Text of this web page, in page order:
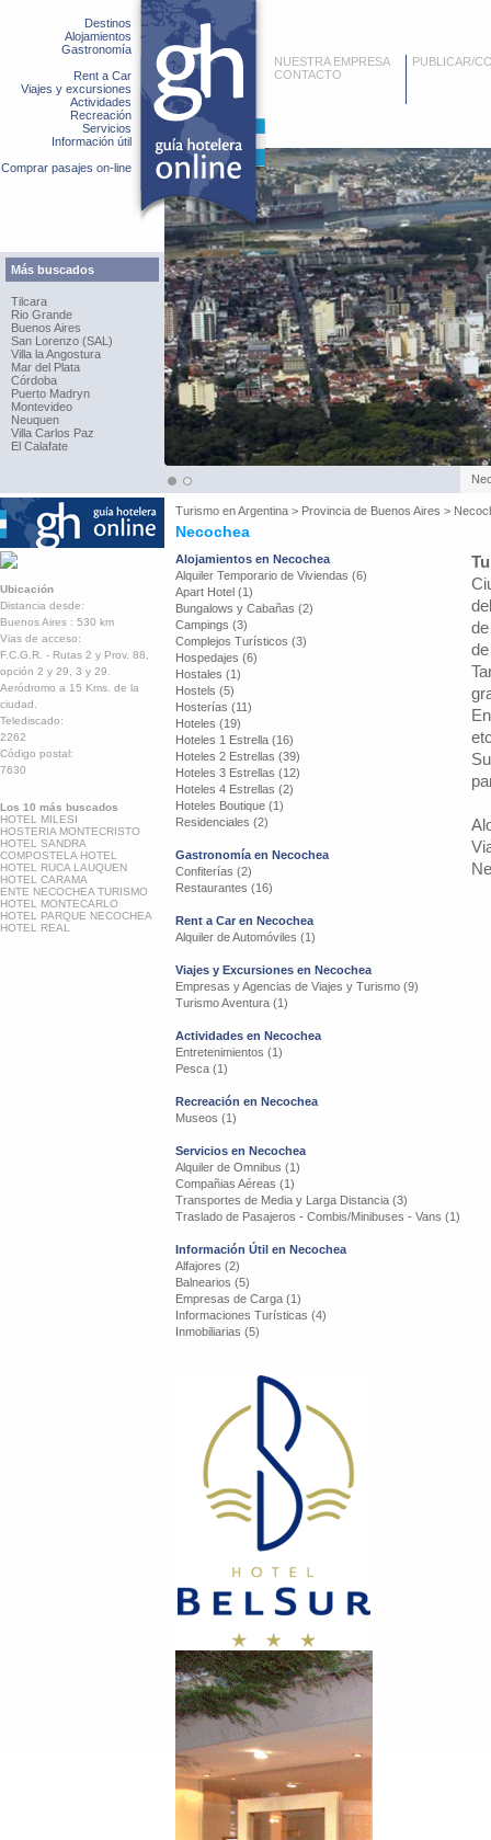
Destinos
Alojamientos
Gastronomía
Rent a Car
Viajes y excursiones
Actividades
Recreación
Servicios
Información útil
Comprar pasajes on-line
Más buscados
Tilcara
Rio Grande
Buenos Aires
San Lorenzo (SAL)
Villa la Angostura
Mar del Plata
Córdoba
Puerto Madryn
Montevideo
Neuquen
Villa Carlos Paz
El Calafate
NUESTRA EMPRESA
CONTACTO
PUBLICAR/
Turismo enArgentina > Provincia de Buenos Aires >
Necochea
Ubicación
Distancia desde:
Buenos Aires : 530 km
Vias de acceso:
F.C.G.R. - Rutas 2 y Prov. 88,
opción 2 y 29, 3 y 29.
Aeródromo a 15 Kms. de la
ciudad.
Telediscado:
2262
Código postal:
7630
Los 10 más buscados
HOTEL MILESI
HOSTERIA MONTECRISTO
HOTEL SANDRA
COMPOSTELA HOTEL
HOTEL RUCA LAUQUEN
HOTEL CARAMA
ENTE NECOCHEA TURISMO
HOTEL MONTECARLO
HOTEL PARQUE NECOCHEA
HOTEL REAL
Alojamientos en Necochea
Alquiler Temporario de Viviendas (6)
Apart Hotel (1)
Bungalows y Cabañas (2)
Campings (3)
Complejos Turísticos (3)
Hospedajes (6)
Hostales (1)
Hostels (5)
Hosterías (11)
Hoteles (19)
Hoteles 1 Estrella (16)
Hoteles 2 Estrellas (39)
Hoteles 3 Estrellas (12)
Hoteles 4 Estrellas (2)
Hoteles Boutique (1)
Residenciales (2)
Gastronomía en Necochea
Confiterías (2)
Restaurantes (16)
Rent a Car en Necochea
Alquiler de Automóviles (1)
Viajes y Excursiones en Necochea
Empresas y Agencias de Viajes y Turismo (9)
Turismo Aventura (1)
Actividades en Necochea
Entretenimientos (1)
Pesca (1)
Recreación en Necochea
Museos (1)
Servicios en Necochea
Alquiler de Omnibus (1)
Compañias Aéreas (1)
Transportes de Media y Larga Distancia (3)
Traslado de Pasajeros - Combis/Minibuses - Vans (1)
Información Útil en Necochea
Alfajores (2)
Balnearios (5)
Empresas de Carga (1)
Informaciones Turísticas (4)
Inmobiliarias (5)